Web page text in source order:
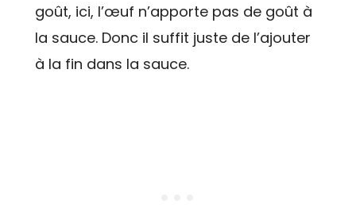
goût, ici, l’œuf n’apporte pas de goût à
la sauce. Donc il suffit juste de l’ajouter
à la fin dans la sauce.